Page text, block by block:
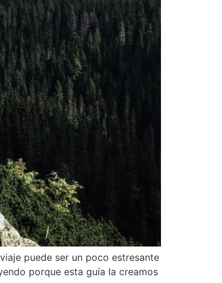
puede ser un poco estresante
porque esta guía la creamos